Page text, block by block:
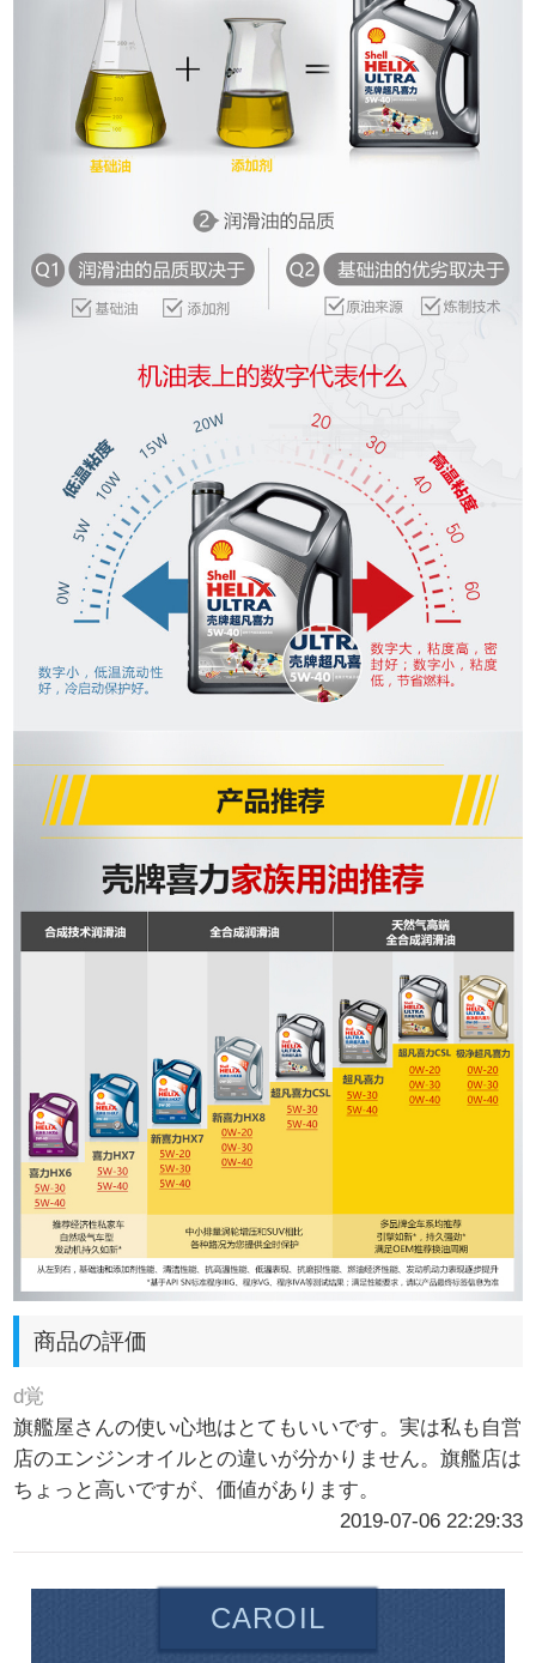
商品の評価
d覚
旗艦屋さんの使い心地はとてもいいです。実は私も自営
店のエンジンオイルとの違いが分かりません。旗艦店は
ちょっと高いですが、価値があります。
2019-07-06 22:29:33
CAROIL